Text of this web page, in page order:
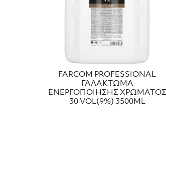
FARCOM PROFESSIONAL
ΓΑΛΑΚΤΩΜΑ
ΕΝΕΡΓΟΠΟΙΗΣΗΣ ΧΡΩΜΑΤΟΣ
30 VOL(9%) 3500ML